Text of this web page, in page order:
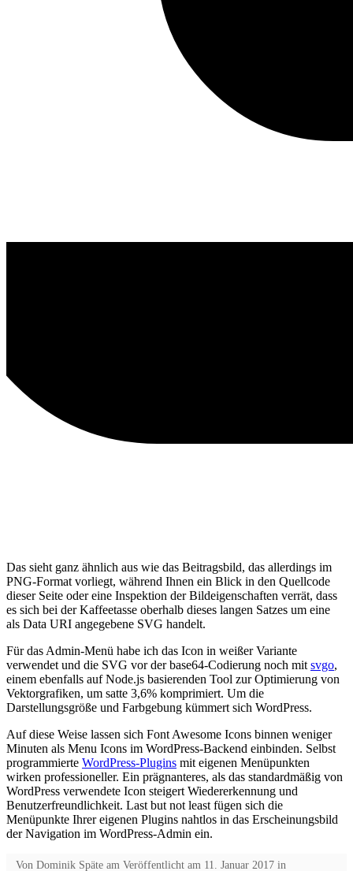
Das sieht ganz ähnlich aus wie das Beitragsbild, das allerdings im
PNG-Format vorliegt, während Ihnen ein Blick in den Quellcode
dieser Seite oder eine Inspektion der Bildeigenschaften verrät, dass
es sich bei der Kaffeetasse oberhalb dieses langen Satzes um eine
als Data URI angegebene SVG handelt.
Für das Admin-Menü habe ich das Icon in weißer Variante
verwendet und die SVG vor der base64-Codierung noch mit svgo,
einem ebenfalls auf Node.js basierenden Tool zur Optimierung von
Vektorgrafiken, um satte 3,6% komprimiert. Um die
Darstellungsgröße und Farbgebung kümmert sich WordPress.
Auf diese Weise lassen sich Font Awesome Icons binnen weniger
Minuten als Menu Icons im WordPress-Backend einbinden. Selbst
programmierte WordPress-Plugins mit eigenen Menüpunkten
wirken professioneller. Ein prägnanteres, als das standardmäßig von
WordPress verwendete Icon steigert Wiedererkennung und
Benutzerfreundlichkeit. Last but not least fügen sich die
Menüpunkte Ihrer eigenen Plugins nahtlos in das Erscheinungsbild
der Navigation im WordPress-Admin ein.
Von Dominik Späteam Veröffentlicht am 11. Januar 2017in